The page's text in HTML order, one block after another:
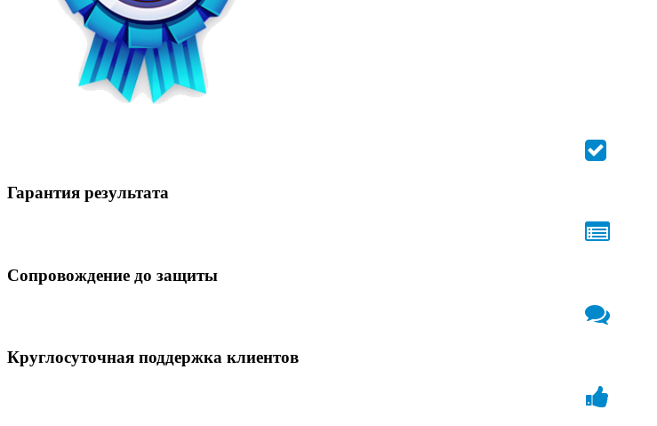
Гарантия результата
Сопровождение до защиты
Круглосуточная поддержка клиентов